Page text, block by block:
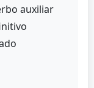
auxiliar